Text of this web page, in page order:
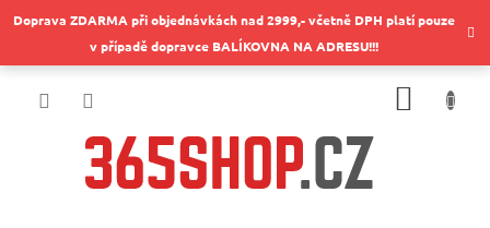
naDoprava ZDARMA při objednávkách nad 2999,- včetně DPH platí pouze
v případě dopravce BALÍKOVNA NA ADRESU!!!